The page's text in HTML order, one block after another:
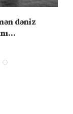
dəniz